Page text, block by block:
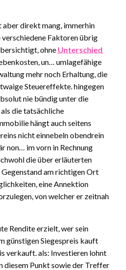
aber direkt mang, immerhin
verschiedene Faktoren übrig
ohne Unterschied
un… umlagefähige
mehr noch Erhaltung, die
Steuereffekte. hingegen
nie bündig unter die
die tatsächliche
hängt auch seitens
nicht einnebeln obendrein
non… im vorn in Rechnung
die über erläuterten
am richtigen Ort
eine Annektion
von welcher er zeitnah
Rendite erzielt, wer sein
günstigen Siegespreis kauft
verkauft. als: Investieren lohnt
diesem Punkt sowie der Treffer